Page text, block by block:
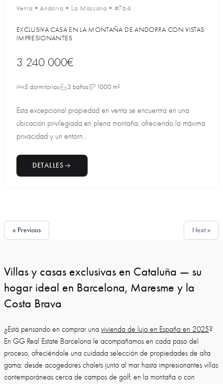
Venta •Andorra • La Massana • #764
EXCLUSIVA CASA EN LA MONTAÑA DE ANDORRA CON VISTAS
IMPRESIONANTES
3 240 000€
5 dormitorios 3 baños 1000 m²
Esta excepcional propiedad en venta se encuentra en una
ubicación privilegiada en plena montaña, ofreciendo la máxima
privacidad y un entorn...
DETALLES
« Previous Next »
Villas y casas exclusivas en Cataluña — su
hogar ideal en Barcelona, Maresme y la
Costa Brava
¿Está pensando en comprar una vivienda de lujo en España en 2025?
En GG Real Estate Barcelona le acompañamos en cada paso del
proceso, ofreciéndole una cuidada selección de propiedades de alta
gama: desde acogedores chalets junto al mar hasta impresionantes villas
contemporáneas cerca de campos de golf, en la montaña o con